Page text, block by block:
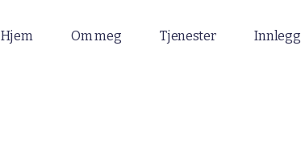
Hjem Om meg Tjenester Innlegg